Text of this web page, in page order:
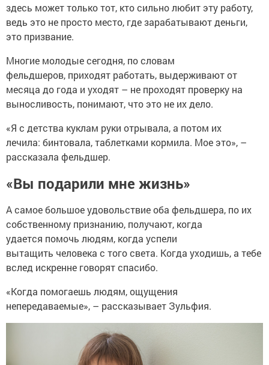
здесь может только тот, кто сильно любит эту работу,
ведь это не просто место, где зарабатывают деньги,
это призвание.
Многие молодые сегодня, по словам
фельдшеров, приходят работать, выдерживают от
месяца до года и уходят – не проходят проверку на
выносливость, понимают, что это не их дело.
«Я с детства куклам руки отрывала, а потом их
лечила: бинтовала, таблетками кормила. Мое это», –
рассказала фельдшер.
«Вы подарили мне жизнь»
А самое большое удовольствие оба фельдшера, по их
собственному признанию, получают, когда
удается помочь людям, когда успели
вытащить человека с того света. Когда уходишь, а тебе
вслед искренне говорят спасибо.
«Когда помогаешь людям, ощущения
непередаваемые», – рассказывает Зульфия.